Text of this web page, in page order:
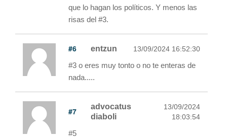
que lo hagan los políticos. Y menos las
risas del #3.
#6 entzun 13/09/2024 16:52:30
#3 o eres muy tonto o no te enteras de
nada.....
#7
advocatus
diaboli
13/09/2024
18:03:54
#5